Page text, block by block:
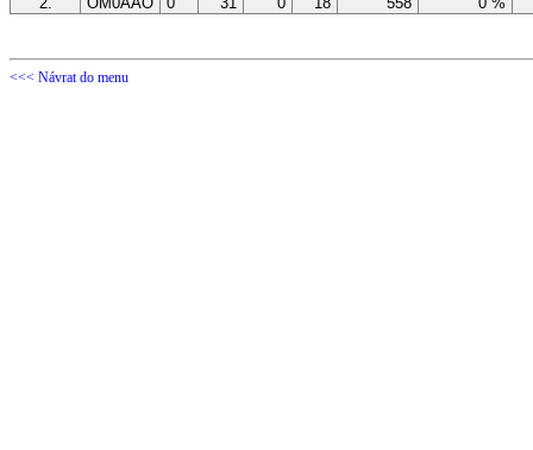
<<< Návrat do menu